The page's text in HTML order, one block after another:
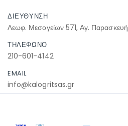
ΔΙΕΥΘΥΝΣΗ
Λεωφ. Μεσογείων 571, Αγ. Παρασκευή
ΤΗΛΕΦΩΝΟ
210-601-4142
EMAIL
info@kalogritsas.gr